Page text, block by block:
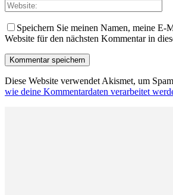
Speichern Sie meinen Namen, meine E-
Website für den nächsten Kommentar in
Diese Website verwendet Akismet, um
wie deine Kommentardaten verarbeitet